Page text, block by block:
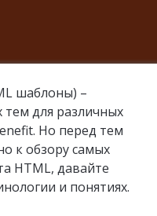
шаблоны) –
для различных
Но перед тем
к обзору самых
HTML, давайте
и понятиях.